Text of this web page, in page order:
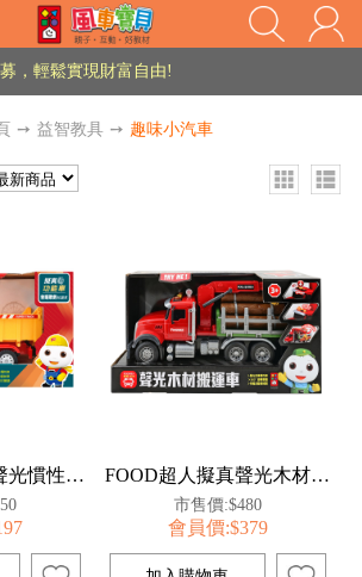
家長樂了!「風車書版集團暨FOOD超人企業總部」目前正興建中!
，輕鬆實現財富自由!
會員火熱招募中~
，輕鬆實現財富自由!
如需更改或重開發票 需在訂單成立三天內通知客服 寄回發票需附上回郵郵票
➙ 益智教具 ➙ 趣味小汽車
FOOD超人城市聲光慣性自卸車 FOOD超人擬真聲光木材搬運車
市售價:$480
會員價:$379